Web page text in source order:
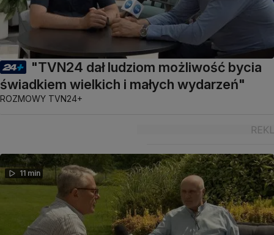
"TVN24 dał ludziom możliwość bycia
świadkiem wielkich i małych wydarzeń"
ROZMOWY TVN24+
11 min